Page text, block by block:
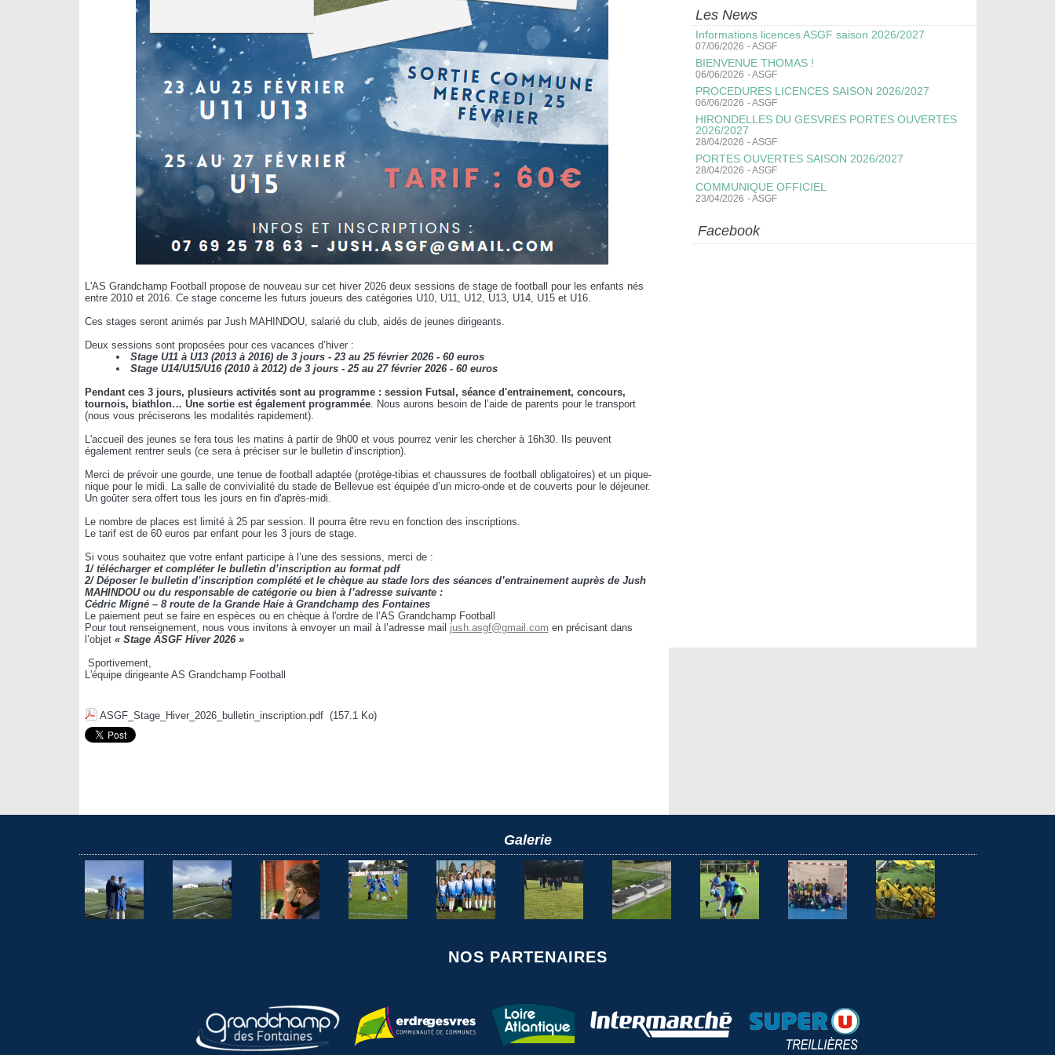
L'AS Grandchamp Football propose de nouveau sur cet hiver 2026 deux sessions de stage de football pour les enfants nés
entre 2010 et 2016. Ce stage concerne les futurs joueurs des catégories U10, U11, U12, U13, U14, U15 et U16.
Ces stages seront animés par Jush MAHINDOU, salarié du club, aidés de jeunes dirigeants.
Deux sessions sont proposées pour ces vacances d’hiver :
Stage U11 à U13 (2013 à 2016) de 3 jours - 23 au 25 février 2026 - 60 euros
Stage U14/U15/U16 (2010 à 2012) de 3 jours - 25 au 27 février 2026 - 60 euros
Pendant ces 3 jours, plusieurs activités sont au programme : session Futsal, séance d'entrainement, concours,
tournois, biathlon… Une sortie est également programmée. Nous aurons besoin de l’aide de parents pour le transport
(nous vous préciserons les modalités rapidement).
L'accueil des jeunes se fera tous les matins à partir de 9h00 et vous pourrez venir les chercher à 16h30. Ils peuvent
également rentrer seuls (ce sera à préciser sur le bulletin d’inscription).
Merci de prévoir une gourde, une tenue de football adaptée (protège-tibias et chaussures de football obligatoires) et un pique-
nique pour le midi. La salle de convivialité du stade de Bellevue est équipée d’un micro-onde et de couverts pour le déjeuner.
Un goûter sera offert tous les jours en fin d'après-midi.
Le nombre de places est limité à 25 par session. Il pourra être revu en fonction des inscriptions.
Le tarif est de 60 euros par enfant pour les 3 jours de stage.
Si vous souhaitez que votre enfant participe à l’une des sessions, merci de :
1/ télécharger et compléter le bulletin d’inscription au format pdf
2/ Déposer le bulletin d’inscription complété et le chèque au stade lors des séances d’entrainement auprès de Jush
MAHINDOU ou du responsable de catégorie ou bien à l’adresse suivante :
Cédric Migné – 8 route de la Grande Haie à Grandchamp des Fontaines
Le paiement peut se faire en espèces ou en chèque à l'ordre de l’AS Grandchamp Football
Pour tout renseignement, nous vous invitons à envoyer un mail à l’adresse mail jush.asgf@gmail.com en précisant dans
l’objet « Stage ASGF Hiver 2026 »
Sportivement,
L'équipe dirigeante AS Grandchamp Football
ASGF_Stage_Hiver_2026_bulletin_inscription.pdf (157.1 Ko)
Les News
Informations licences ASGF saison 2026/2027
07/06/2026 -ASGF
BIENVENUE THOMAS !
06/06/2026 -ASGF
PROCEDURES LICENCES SAISON 2026/2027
06/06/2026 -ASGF
HIRONDELLES DU GESVRES PORTES OUVERTES
2026/2027
28/04/2026 -ASGF
PORTES OUVERTES SAISON 2026/2027
28/04/2026 -ASGF
COMMUNIQUE OFFICIEL
23/04/2026 -ASGF
Facebook
Galerie
NOS PARTENAIRES